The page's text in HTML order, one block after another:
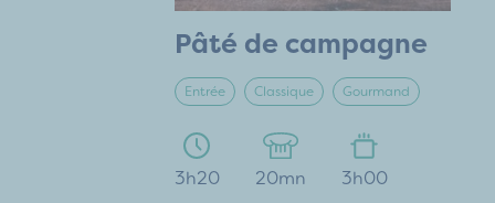
Pâté de campagne
Entrée Classique Gourmand
3h20 20mn 3h00